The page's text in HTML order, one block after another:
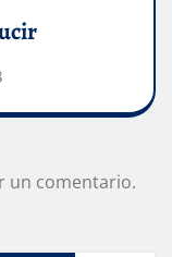
un comentario.